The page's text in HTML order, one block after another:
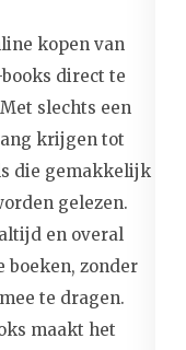
kopen van
direct te
slechts een
krijgen tot
die gemakkelijk
gelezen.
en overal
boeken, zonder
te dragen.
maakt het